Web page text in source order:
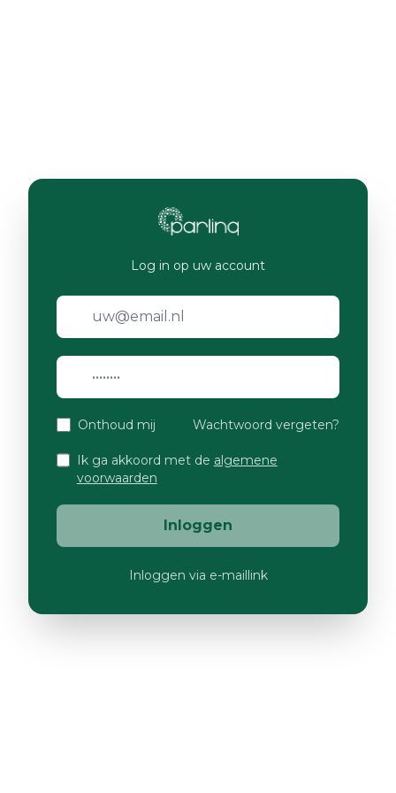
Log in op uw account
Onthoud mij Wachtwoord vergeten?
Ik ga akkoord met de algemene
voorwaarden
Inloggen
Inloggen via e-maillink